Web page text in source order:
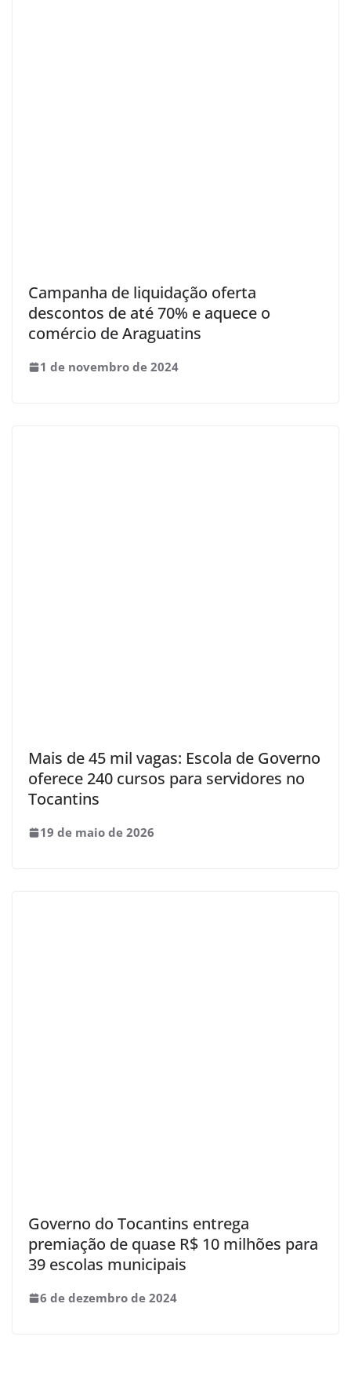
Campanha de liquidação oferta
descontos de até 70% e aquece o
comércio de Araguatins
1 de novembro de 2024
Mais de 45 mil vagas: Escola de Governo
oferece 240 cursos para servidores no
Tocantins
19 de maio de 2026
Governo do Tocantins entrega
premiação de quase R$ 10 milhões para
39 escolas municipais
6 de dezembro de 2024